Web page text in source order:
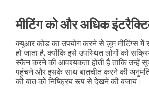
मीटिंग को और अधिक
क्यूआर कोड का उपयोग करने से ज़ूम मीटिंग्स में
हो जाता है, क्योंकि इसे उपस्थित लोगों को
स्कैन करने की आवश्यकता होती है ताकि उन्हें
पहुंचने और इसके साथ बातचीत करने की
की बात को निष्क्रिय रूप से देखने की बजाय।